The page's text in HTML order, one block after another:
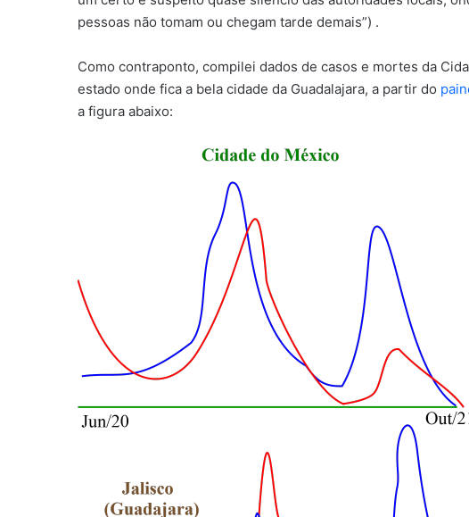
pessoas não tomam ou chegam tarde demais”) .
Como contraponto, compilei dados de casos e mortes da
estado onde fica a bela cidade da Guadalajara, a partir do
a figura abaixo: